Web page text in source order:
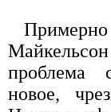
проблема
новое,